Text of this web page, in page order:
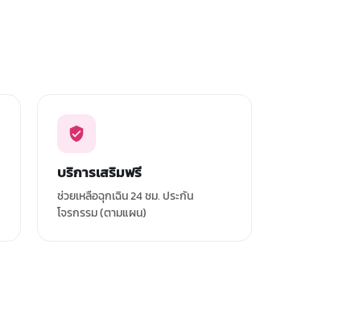
บริการเสริมฟรี
ช่วยเหลือฉุกเฉิน 24 ชม. ประกัน
โจรกรรม (ตามแผน)